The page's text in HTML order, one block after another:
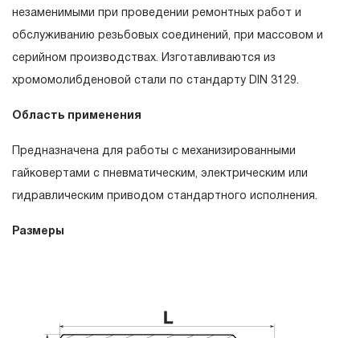
незаменимыми при проведении ремонтных работ и
обслуживанию резьбовых соединений, при массовом и
серийном производствах. Изготавливаются из
хромомолибденовой стали по стандарту DIN 3129.
Область применения
Предназначена для работы с механизированными
гайковертами с пневматическим, электрическим или
гидравлическим приводом стандартного исполнения.
Размеры
эксплуатации изделия, а также замена или ремонт
вышедшего из строя инструмента, если при проведении
технической экспертизы было установлено, что
производитель использовал при изготовлении изделия
процессе его производства.
монтажного инструмента.
КИНЕМАТИЧЕСКУЮ СХЕМУ (МЕХАНИЗМ)